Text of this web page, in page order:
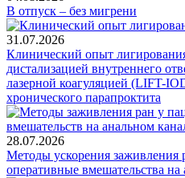
В отпуск – без мигрени
31.07.2026
Клинический опыт
дистализацией внутреннего
лазерной коагуляцией (LIFT-
хронического парапроктита
28.07.2026
Методы ускорения заживления
оперативные вмешательства на